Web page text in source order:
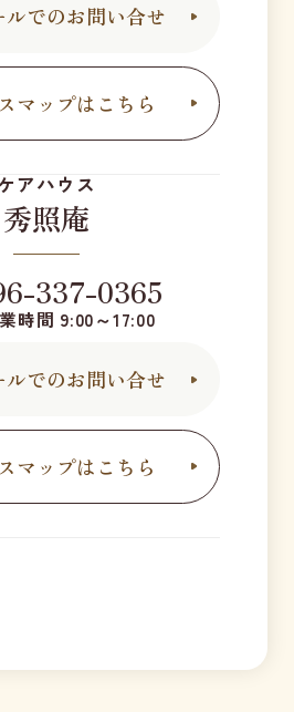
ルでのお問い合せ
マップはこちら
アハウス
秀照庵
337-0365
時間 9:00～17:00
ルでのお問い合せ
マップはこちら